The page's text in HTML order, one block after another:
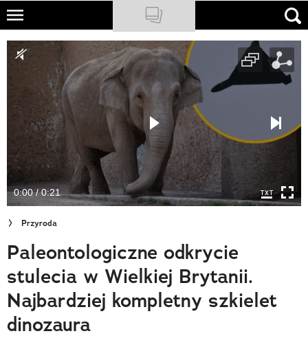
Skip
main
content
NATIONAL GEOGRAPHIC
TRAVELER
PODCASTY
Sklep
Newsletter
Cuda Polski
Wielki Konkurs Fotograficzny
Trendbook Podróżniczy
Polecane
0:00 / 0:21
Przyroda
Paleontologiczne odkrycie
stulecia w Wielkiej Brytanii.
Najbardziej kompletny szkielet
dinozaura